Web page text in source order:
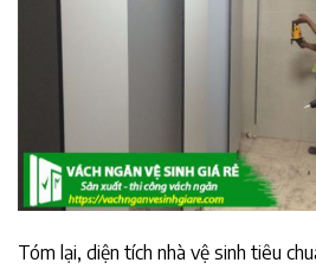
Tóm lại, diện tích nhà vệ sinh tiêu